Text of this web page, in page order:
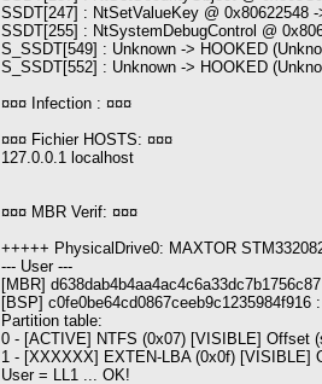
SSDT[247] : NtSetValueKey @ 0x80622548
SSDT[255] : NtSystemDebugControl @
S_SSDT[549] : Unknown -> HOOKED
S_SSDT[552] : Unknown -> HOOKED
¤¤¤ Infection : ¤¤¤
¤¤¤ Fichier HOSTS: ¤¤¤
127.0.0.1 localhost
¤¤¤ MBR Verif: ¤¤¤
+++++ PhysicalDrive0: MAXTOR
--- User ---
[MBR] d638dab4b4aa4ac4c6a33dc7b1756c87
[BSP] c0fe0be64cd0867ceeb9c1235984f916
Partition table:
0 - [ACTIVE] NTFS (0x07) [VISIBLE] Offset
1 - [XXXXXX] EXTEN-LBA (0x0f) [VISIBLE]
User = LL1 ... OK!